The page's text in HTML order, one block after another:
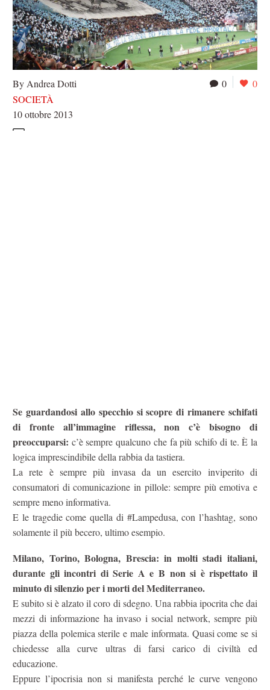
0 0
By Andrea Dotti
SOCIETÀ
10 ottobre 2013
Se guardandosi allo specchio si scopre di rimanere schifati
di fronte all’immagine riflessa, non c’è bisogno di
preoccuparsi: c’è sempre qualcuno che fa più schifo di te. È la
logica imprescindibile della rabbia da tastiera.
La rete è sempre più invasa da un esercito inviperito di
consumatori di comunicazione in pillole: sempre più emotiva e
sempre meno informativa.
E le tragedie come quella di #Lampedusa, con l’hashtag, sono
solamente il più becero, ultimo esempio.
Milano, Torino, Bologna, Brescia: in molti stadi italiani,
durante gli incontri di Serie A e B non si è rispettato il
minuto di silenzio per i morti del Mediterraneo.
E subito si è alzato il coro di sdegno. Una rabbia ipocrita che dai
mezzi di informazione ha invaso i social network, sempre più
piazza della polemica sterile e male informata. Quasi come se si
chiedesse alla curve ultras di farsi carico di civiltà ed
educazione.
Eppure l’ipocrisia non si manifesta perché le curve vengono